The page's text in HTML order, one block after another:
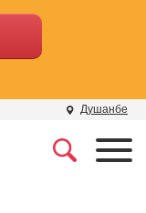
Душанбе